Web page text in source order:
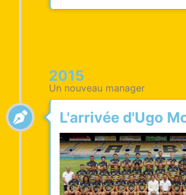
2015
Un nouveau manager
L'arrivée d'Ugo